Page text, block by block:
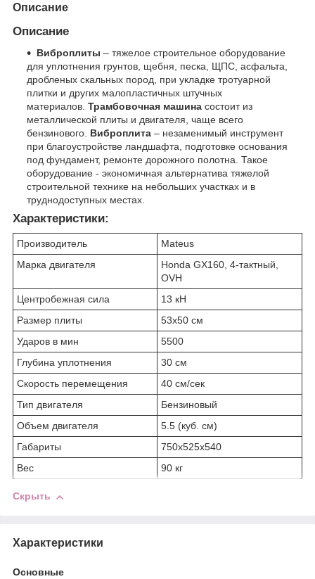
Описание
Описание
Виброплиты – тяжелое строительное оборудование
для уплотнения грунтов, щебня, песка, ЩПС, асфальта,
дробленых скальных пород, при укладке тротуарной
плитки и других малопластичных штучных
материалов. Трамбовочная машина состоит из
металлической плиты и двигателя, чаще всего
бензинового. Виброплита – незаменимый инструмент
при благоустройстве ландшафта, подготовке основания
под фундамент, ремонте дорожного полотна. Такое
оборудование - экономичная альтернатива тяжелой
строительной технике на небольших участках и в
труднодоступных местах.
Характеристики:
Производитель
Mateus
Марка двигателя
Honda GX160, 4-тактный,
OVH
Центробежная сила
13 кН
Размер плиты
53x50 см
Ударов в мин
5500
Глубина уплотнения
30 см
Скорость перемещения
40 см/сек
Тип двигателя
Бензиновый
Объем двигателя
5.5 (куб. см)
Габариты
750х525х540
Вес
90 кг
Скрыть
Характеристики
Основные